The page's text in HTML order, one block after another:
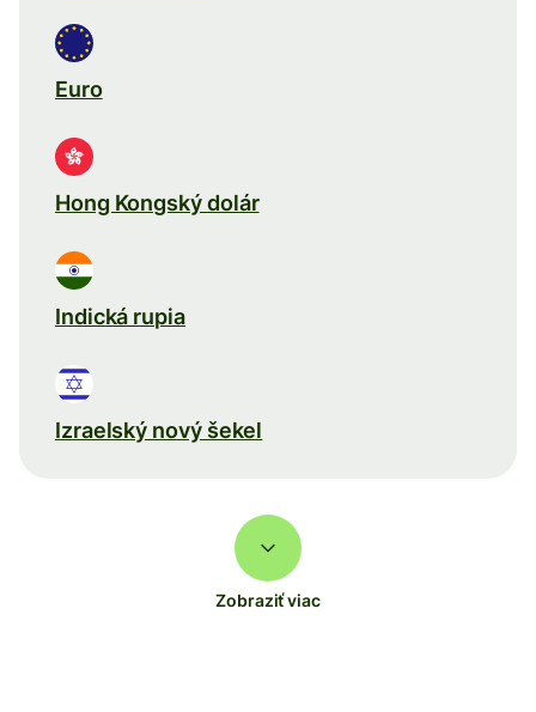
Euro
Hong Kongský dolár
Indická rupia
Izraelský nový šekel
Zobraziť viac